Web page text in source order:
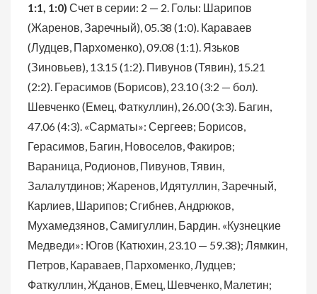
1:1, 1:0) Счет в серии: 2 — 2. Голы: Шарипов
(Жаренов, Заречный), 05.38 (1:0). Караваев
(Лудцев, Пархоменко), 09.08 (1:1). Язьков
(Зиновьев), 13.15 (1:2). Пивунов (Тявин), 15.21
(2:2). Герасимов (Борисов), 23.10 (3:2 — бол).
Шевченко (Емец, Фаткуллин), 26.00 (3:3). Багин,
47.06 (4:3). «Сарматы»: Сергеев; Борисов,
Герасимов, Багин, Новоселов, Факиров;
Вараница, Родионов, Пивунов, Тявин,
Залалутдинов; Жаренов, Идятуллин, Заречный,
Карлиев, Шарипов; Сгибнев, Андрюков,
Мухамедзянов, Самигуллин, Бардин. «Кузнецкие
Медведи»: Югов (Катюхин, 23.10 — 59.38); Лямкин,
Петров, Караваев, Пархоменко, Лудцев;
Фаткуллин, Жданов, Емец, Шевченко, Малетин;